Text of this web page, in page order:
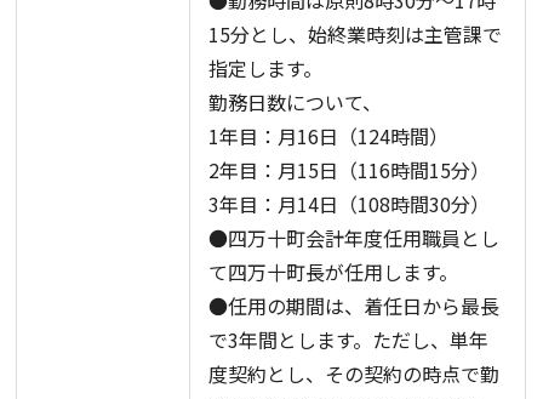
15分とし、始終業時刻は主管課で
指定します。
勤務日数について、
1年目：月16日（124時間）
2年目：月15日（116時間15分）
3年目：月14日（108時間30分）
●四万十町会計年度任用職員とし
て四万十町長が任用します。
●任用の期間は、着任日から最長
で3年間とします。ただし、単年
度契約とし、その契約の時点で勤